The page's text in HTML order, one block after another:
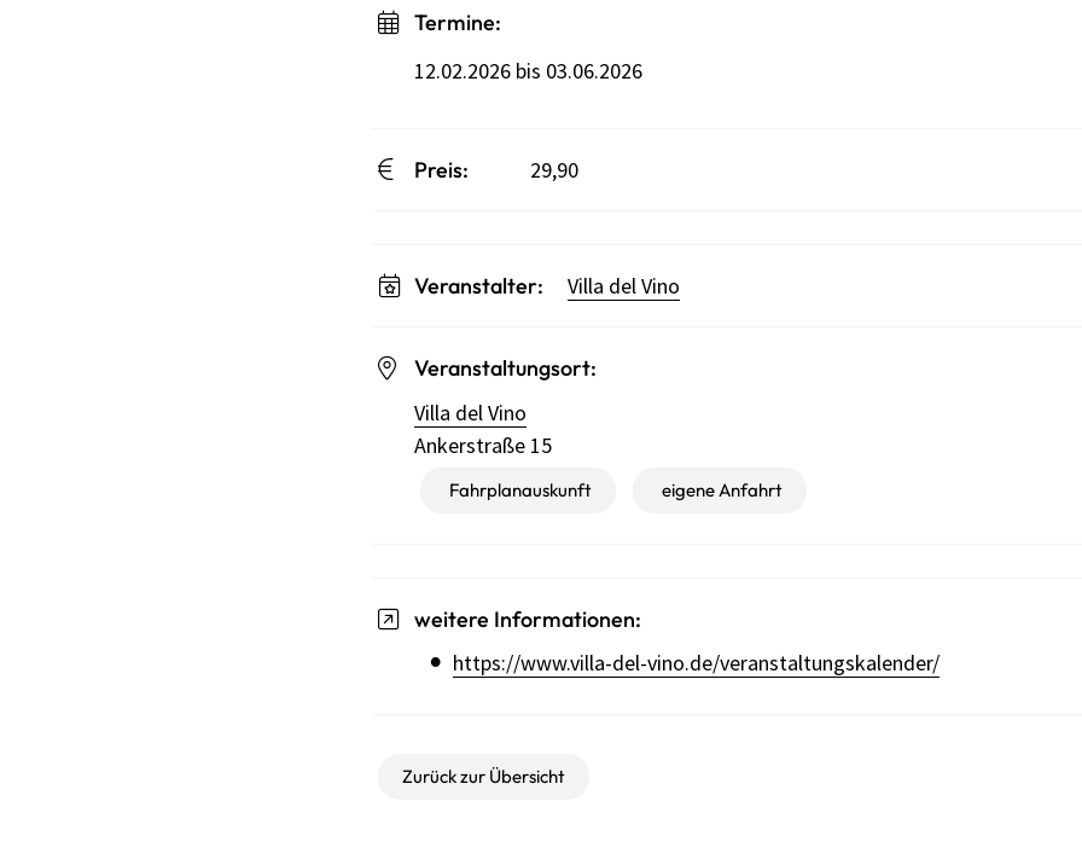
Termine:
12.02.2026 bis 03.06.2026
Preis: 29,90
Veranstalter: Villa del Vino
Veranstaltungsort:
Villa del Vino
Ankerstraße 15
Fahrplanauskunft eigene Anfahrt
weitere Informationen:
https://www.villa-del-vino.de/veranstaltungskalender/
Zurück zur Übersicht